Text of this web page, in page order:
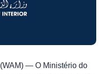
— O Ministério do